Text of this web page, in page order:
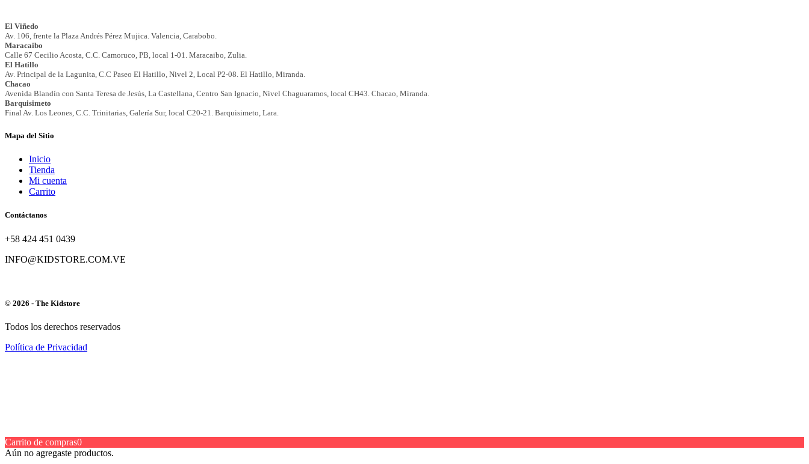
Mapa del Sitio
Inicio
Tienda
Mi cuenta
Carrito
Contáctanos
+58 424 451 0439
INFO@KIDSTORE.COM.VE
© 2026 - The Kidstore
Todos los derechos reservados
Política de Privacidad
Carrito de compras0
Aún no agregaste productos.